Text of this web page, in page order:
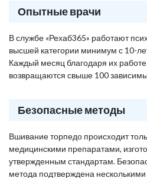
Опытные врачи
В службе «Рехаб365» работают
высшей категории минимум с 10-
Каждый месяц благодаря их
возвращаются свыше 100
Безопасные методы
Вшивание торпедо происходит
медицинскими препаратами,
утвержденным стандартам.
метода подтверждена